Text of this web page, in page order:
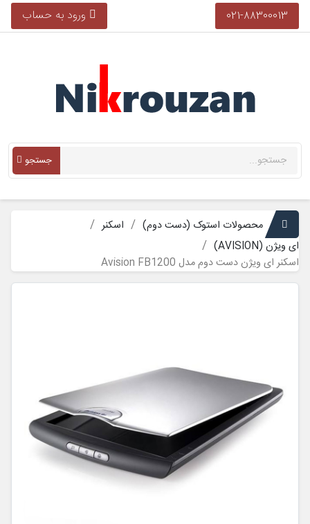
021-88300013 ورود به حساب
جستجو
محصولات استوک (دست دوم)
اسکنر
ای ویژن (AVISION)
اسکنر ای ویژن دست دوم مدل Avision FB1200